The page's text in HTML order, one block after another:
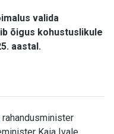
valida
õigus kohustuslikule
aastal.
rahandusminister